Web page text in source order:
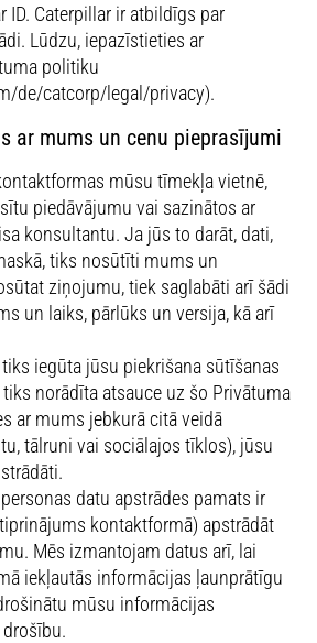
ID. Caterpillar ir atbildīgs par
Lūdzu, iepazīstieties ar
politiku
de/catcorp/legal/privacy).
ar mums un cenu pieprasījumi
mūsu tīmekļa vietnē,
piedāvājumu vai sazinātos ar
konsultantu. Ja jūs to darāt, dati,
tiks nosūtīti mums un
ziņojumu, tiek saglabāti arī šādi
un laiks, pārlūks un versija, kā arī
iegūta jūsu piekrišana sūtīšanas
norādīta atsauce uz šo Privātuma
ar mums jebkurā citā veidā
tālruni vai sociālajos tīklos), jūsu
datu apstrādes pamats ir
kontaktformā) apstrādāt
Mēs izmantojam datus arī, lai
iekļautās informācijas ļaunprātīgu
mūsu informācijas